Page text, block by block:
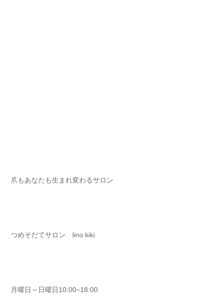
爪もあなたも生まれ変わるサロン⁡
つめそだてサロン lino kiki ⁡⁡⁡⁡
月曜日～日曜日10:00~18:00⁡⁡⁡⁡